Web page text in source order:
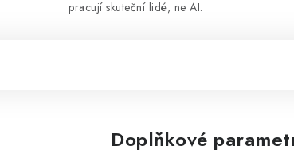
pracují skuteční lidé, ne AI.
Doplňkové